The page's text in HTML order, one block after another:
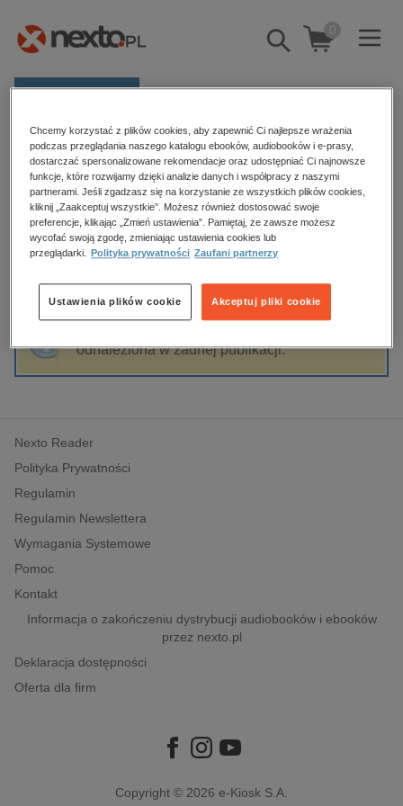
Pokaż/schowaj
wyszukiwarkę
0
Kategorie
Zobacz wszystkie E-prasa
budownictwo, aranżacja wnętrz
biznesowe, branżowe, gospodarka
dzienniki
edukacja
hobby, sport, rozrywka
komputery, internet, technologie, informatyka
polityka, społeczno-informacyjne
psychologiczne
inne
popularno-naukowe
historia
Strona główna Mirosława Łomnicka
Mirosława Łomnicka
Sortowanie Filtrowanie
odnaleziona w żadnej publikacji.
Nexto Reader
Polityka Prywatności
Regulamin
Regulamin Newslettera
Wymagania Systemowe
Pomoc
Kontakt
Informacja o zakończeniu dystrybucji audiobooków i ebooków
przez nexto.pl
Deklaracja dostępności
Oferta dla firm
Copyright © 2026 e-Kiosk S.A.
Chcemy korzystać z plików cookies, aby zapewnić Ci najlepsze wrażenia
podczas przeglądania naszego katalogu ebooków, audiobooków i e-prasy,
dostarczać spersonalizowane rekomendacje oraz udostępniać Ci najnowsze
funkcje, które rozwijamy dzięki analizie danych i współpracy z naszymi
partnerami. Jeśli zgadzasz się na korzystanie ze wszystkich plików cookies,
kliknij „Zaakceptuj wszystkie”. Możesz również dostosować swoje
preferencje, klikając „Zmień ustawienia”. Pamiętaj, że zawsze możesz
wycofać swoją zgodę, zmieniając ustawienia cookies lub
przeglądarki.
Polityka prywatności Zaufani partnerzy
Akceptuj pliki cookie
Ustawienia plików cookie